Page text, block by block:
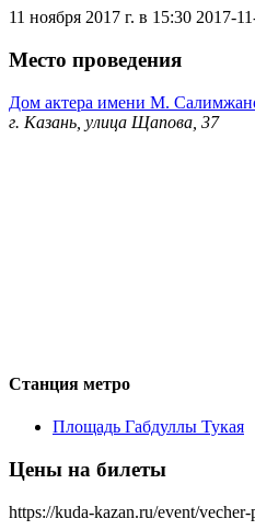
11 ноября 2017 г. в 15:30 2017-
Место проведения
Дом актера имени М.
г. Казань, улица Щапова, 37
Станция метро
Площадь Габдуллы Тукая
Цены на билеты
https://kuda-kazan.ru/event/